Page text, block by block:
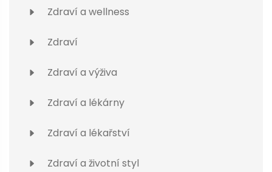
Zdraví a wellness
Zdraví
Zdraví a výživa
Zdraví a lékárny
Zdraví a lékařství
Zdraví a životní styl